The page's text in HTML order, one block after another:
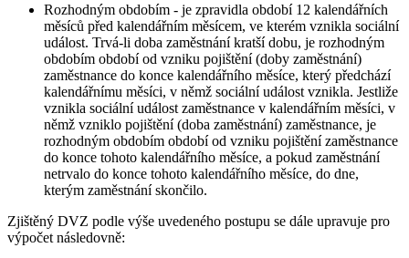
Rozhodným obdobím - je zpravidla období 12 kalendářních
měsíců před kalendářním měsícem, ve kterém vznikla sociální
událost. Trvá-li doba zaměstnání kratší dobu, je rozhodným
obdobím období od vzniku pojištění (doby zaměstnání)
zaměstnance do konce kalendářního měsíce, který předchází
kalendářnímu měsíci, v němž sociální událost vznikla. Jestliže
vznikla sociální událost zaměstnance v kalendářním měsíci, v
němž vzniklo pojištění (doba zaměstnání) zaměstnance, je
rozhodným obdobím období od vzniku pojištění zaměstnance
do konce tohoto kalendářního měsíce, a pokud zaměstnání
netrvalo do konce tohoto kalendářního měsíce, do dne,
kterým zaměstnání skončilo.
Zjištěný DVZ podle výše uvedeného postupu se dále upravuje pro
výpočet následovně: